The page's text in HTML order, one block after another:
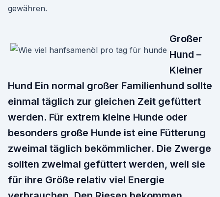
gewähren.
Großer
Hund –
Kleiner
Hund Ein normal großer Familienhund sollte
einmal täglich zur gleichen Zeit gefüttert
werden. Für extrem kleine Hunde oder
besonders große Hunde ist eine Fütterung
zweimal täglich bekömmlicher. Die Zwerge
sollten zweimal gefüttert werden, weil sie
für ihre Größe relativ viel Energie